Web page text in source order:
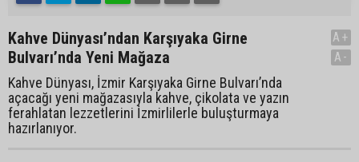
Kahve Dünyası’ndan Karşıyaka Girne
Bulvarı’nda Yeni Mağaza
Kahve Dünyası, İzmir Karşıyaka Girne Bulvarı’nda
açacağı yeni mağazasıyla kahve, çikolata ve yazın
ferahlatan lezzetlerini İzmirlilerle buluşturmaya
hazırlanıyor.
A+
A-